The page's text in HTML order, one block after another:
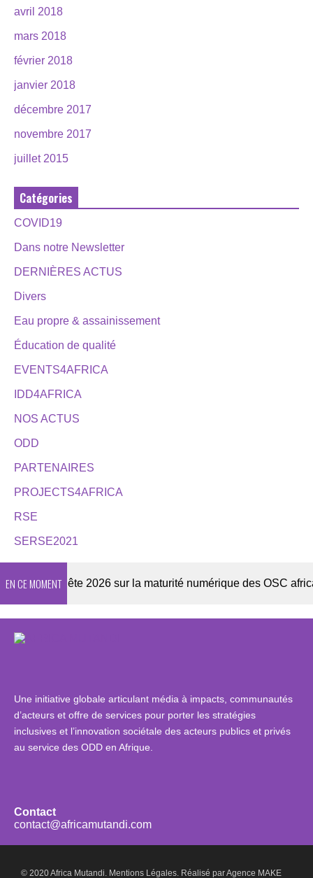
avril 2018
mars 2018
février 2018
janvier 2018
décembre 2017
novembre 2017
juillet 2015
Catégories
COVID19
Dans notre Newsletter
DERNIÈRES ACTUS
Divers
Eau propre & assainissement
Éducation de qualité
EVENTS4AFRICA
IDD4AFRICA
NOS ACTUS
ODD
PARTENAIRES
PROJECTS4AFRICA
RSE
SERSE2021
EN CE MOMENT
Enquête 2026 sur la maturité numérique des OSC
Une initiative globale articulant média à impacts, communautés
d’acteurs et offre de services pour porter les stratégies
inclusives et l’innovation sociétale des acteurs publics et privés
au service des ODD en Afrique.
Contact
contact@africamutandi.com
© 2020 Africa Mutandi. Mentions Légales. Réalisé parAgence MAKE